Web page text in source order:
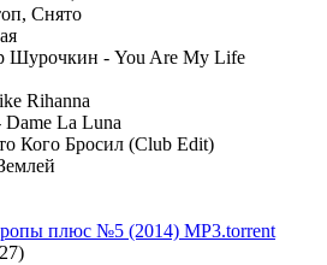
Снято
Шурочкин - You Are My Life
Rihanna
Dame La Luna
Кого Бросил (Club Edit)
плюс №5 (2014) MP3.torrent